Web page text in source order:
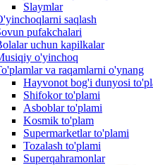
Slaymlar
saqlash
pufakchalari
uchun kapilkalar
o'yinchoq
va raqamlarni o'ynang
Hayvonot bog'i dunyosi
Shifokor to'plami
Asboblar to'plami
Kosmik to'plam
Supermarketlar to'plami
Tozalash to'plami
Superqahramonlar